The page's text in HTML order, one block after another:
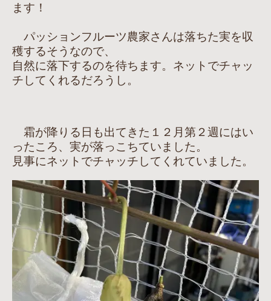
ます！
パッションフルーツ農家さんは落ちた実を収
穫するそうなので、
自然に落下するのを待ちます。ネットでチャッ
チしてくれるだろうし。
霜が降りる日も出てきた１２月第２週にはい
ったころ、実が落っこちていました。
見事にネットでチャッチしてくれていました。